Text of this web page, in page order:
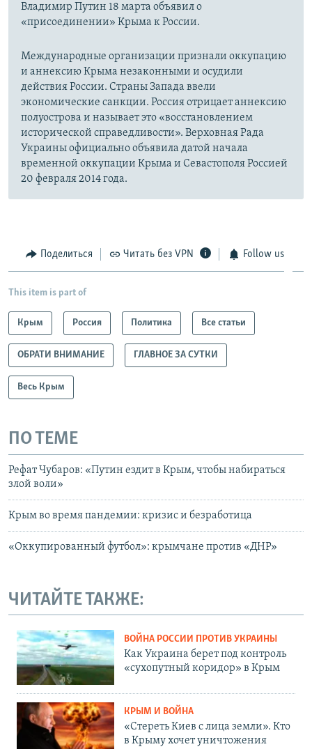
Владимир Путин 18 марта объявил о
«присоединении» Крыма к России.
Международные организации признали оккупацию
и аннексию Крыма незаконными и осудили
действия России. Страны Запада ввели
экономические санкции. Россия отрицает аннексию
полуострова и называет это «восстановлением
исторической справедливости». Верховная Рада
Украины официально объявила датой начала
временной оккупации Крыма и Севастополя Россией
20 февраля 2014 года.
Поделиться Читать без VPN Follow us
This item is part of
Крым Россия Политика Все статьи
ОБРАТИ ВНИМАНИЕ ГЛАВНОЕ ЗА СУТКИ
Весь Крым
ПО ТЕМЕ
Рефат Чубаров: «Путин ездит в Крым, чтобы набираться
злой воли»
Крым во время пандемии: кризис и безработица
«Оккупированный футбол»: крымчане против «ДНР»
ЧИТАЙТЕ ТАКЖЕ:
ВОЙНА РОССИИ ПРОТИВ УКРАИНЫ
Как Украина берет под контроль
«сухопутный коридор» в Крым
КРЫМ И ВОЙНА
«Стереть Киев с лица земли». Кто
в Крыму хочет уничтожения